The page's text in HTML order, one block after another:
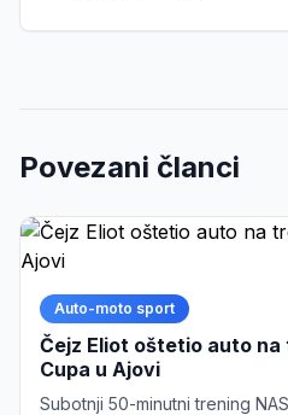
Povezani članci
Auto-moto sport
Čejz Eliot oštetio auto na
Cupa u Ajovi
Subotnji 50-minutni trening